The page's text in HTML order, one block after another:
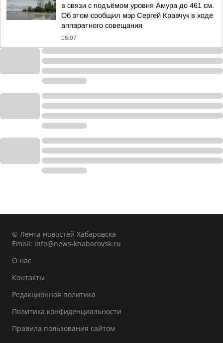
в связи с подъёмом уровня Амура до 461 см.
Об этом сообщил мэр Сергей Кравчук в ходе
аппаратного совещания
15:07
© Лента новостей Хабаровска
Email: info@news-khabarovsk.ru
О нас
Контакты
Редакционная политика
Политика конфиденциальности
Правила пользования сайтом